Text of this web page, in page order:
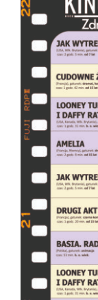
O nas
Kontakt